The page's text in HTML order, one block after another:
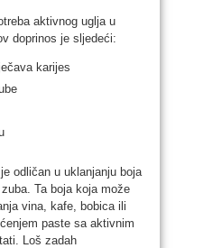
aktivnog uglja u
doprinos je sljedeći:
karijes
odličan u uklanjanju boja
Ta boja koja može
vina, kafe, bobica ili
paste sa aktivnim
Loš zadah